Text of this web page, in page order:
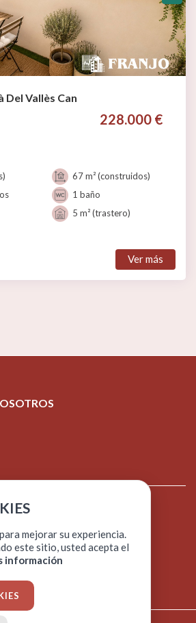
Del Vallès Can
228.000 €
67 m² (construidos)
1 baño
5 m² (trastero)
Ver más
datos
mejorar su experiencia.
este sitio, usted acepta el
información